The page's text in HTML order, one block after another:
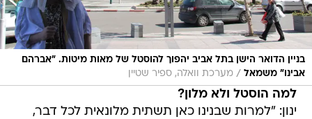
בניין הדואר הישן בתל אביב יהפוך להוסטל של מאות מיטות. "אברהם
אבינו" משמאל / מערכת וואלה, ספיר שטיין
למה הוסטל ולא מלון?
ינון: "למרות שבנינו כאן תשתית מלונאית לכל דבר,
אנחנו מקפידים לקרוא לעצמנו הוסטל ומבדלים
עצמנו ממלונות הבוטיק ומאכסניות הנוער. בתל אביב